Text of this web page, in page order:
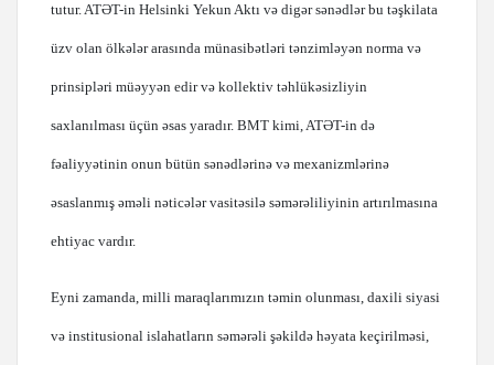
tutur. ATƏT-in Helsinki Yekun Aktı və digər sənədlər bu təşkilata
üzv olan ölkələr arasında münasibətləri tənzimləyən norma və
prinsipləri müəyyən edir və kollektiv təhlükəsizliyin
saxlanılması üçün əsas yaradır. BMT kimi, ATƏT-in də
fəaliyyətinin onun bütün sənədlərinə və mexanizmlərinə
əsaslanmış əməli nəticələr vasitəsilə səmərəliliyinin artırılmasına
ehtiyac vardır.
Eyni zamanda, milli maraqlarımızın təmin olunması, daxili siyasi
və institusional islahatların səmərəli şəkildə həyata keçirilməsi,